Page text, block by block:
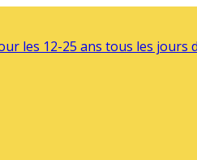
les 12-25 ans tous les jours